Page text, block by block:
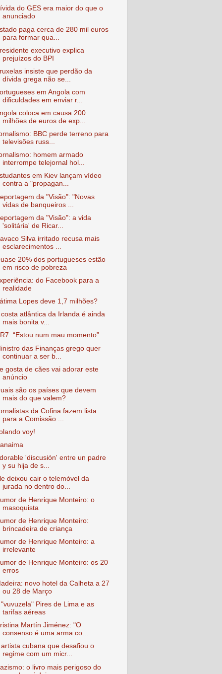
do GES era maior do que o
anunciado
paga cerca de 280 mil euros
para formar qua...
executivo explica
prejuízos do BPI
insiste que perdão da
dívida grega não se...
em Angola com
dificuldades em enviar r...
coloca em causa 200
milhões de euros de exp...
BBC perde terreno para
televisões russ...
homem armado
interrompe telejornal hol...
em Kiev lançam vídeo
contra a "propagan...
da "Visão": "Novas
vidas de banqueiros ...
da "Visão": a vida
'solitária' de Ricar...
Silva irritado recusa mais
esclarecimentos ...
20% dos portugueses estão
em risco de pobreza
do Facebook para a
realidade
Lopes deve 1,7 milhões?
costa atlântica da Irlanda é ainda
mais bonita v...
“Estou num mau momento”
das Finanças grego quer
continuar a ser b...
gosta de cães vai adorar este
anúncio
são os países que devem
mais do que valem?
da Cofina fazem lista
para a Comissão ...
voy!
'discusión' entre un padre
y su hija de s...
deixou cair o telemóvel da
jurada no dentro do...
de Henrique Monteiro: o
masoquista
de Henrique Monteiro:
brincadeira de criança
de Henrique Monteiro: a
irrelevante
de Henrique Monteiro: os 20
erros
novo hotel da Calheta a 27
ou 28 de Março
"vuvuzela" Pires de Lima e as
tarifas aéreas
Martín Jiménez: "O
consenso é uma arma co...
artista cubana que desafiou o
regime com um micr...
o livro mais perigoso do